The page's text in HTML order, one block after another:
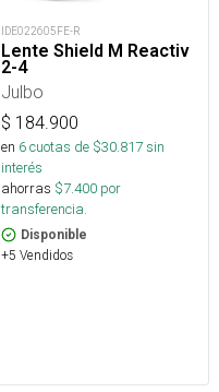
IDE022605FE-R
Lente Shield M Reactiv
2-4
Julbo
$ 184.900
en 6cuotas de $30.817sin
interés
ahorras $7.400 por
transferencia.
Disponible
+5 Vendidos